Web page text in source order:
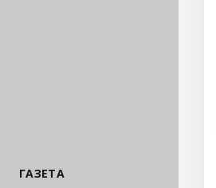
ГАЗЕТА